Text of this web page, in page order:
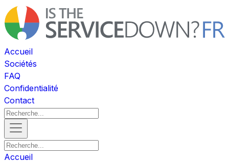
Accueil
Sociétés
FAQ
Confidentialité
Contact
Accueil